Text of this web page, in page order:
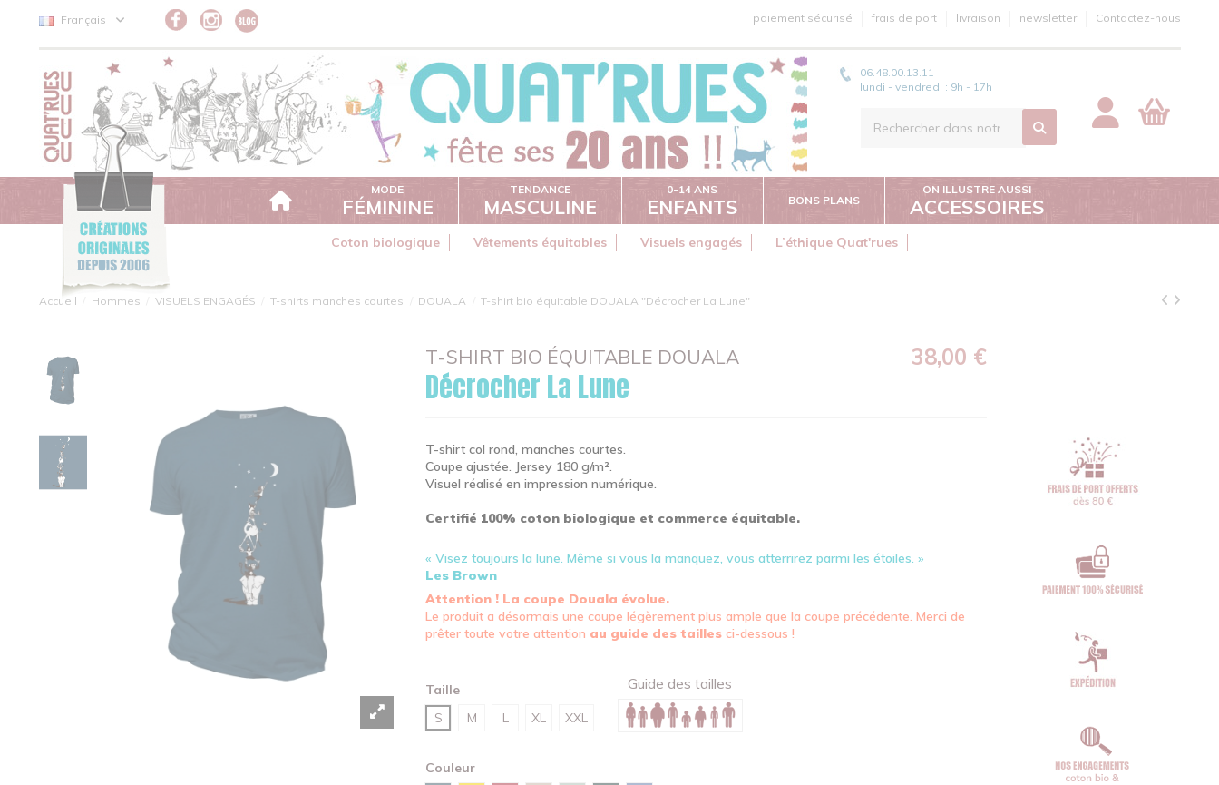
Français paiement sécurisé frais de port livraison newsletter Contactez-nous
06.48.00.13.11
lundi - vendredi : 9h - 17h
MODE
FÉMININE
TENDANCE
MASCULINE
0-14 ANS
ENFANTS BONS PLANS
ON ILLUSTRE AUSSI
ACCESSOIRES
Coton biologique Vêtements équitables Visuels engagés L’éthique Quat'rues
Accueil Hommes VISUELS ENGAGÉS T-shirts manches courtes DOUALA T-shirt bio équitable DOUALA "Décrocher La Lune"
T-SHIRT BIO ÉQUITABLE DOUALA 38,00 €
Décrocher La Lune
T-shirt col rond, manches courtes.
Coupe ajustée. Jersey 180 g/m².
Visuel réalisé en impression numérique.
Certifié 100% coton biologique et commerce équitable.
« Visez toujours la lune. Même si vous la manquez, vous atterrirez parmi les étoiles. »
Les Brown
Attention ! La coupe Douala évolue.
Le produit a désormais une coupe légèrement plus ample que la coupe précédente. Merci de
prêter toute votre attention au guide des tailles ci-dessous !
Taille
S
M L XL XXL
Guide des tailles
Couleur